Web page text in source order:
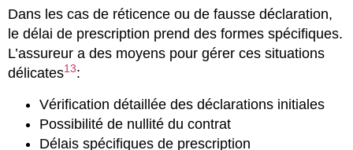
Dans les cas de réticence ou de fausse déclaration,
le délai de prescription prend des formes spécifiques.
L’assureur a des moyens pour gérer ces situations
délicates13:
Vérification détaillée des déclarations initiales
Possibilité de nullité du contrat
Délais spécifiques de prescription